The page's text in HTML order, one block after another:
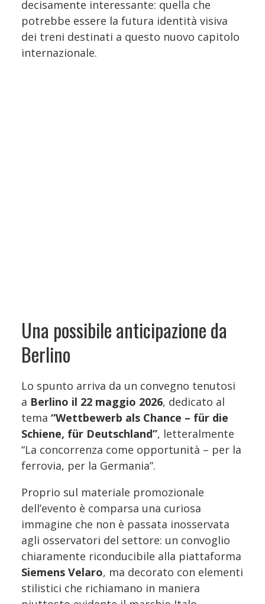
decisamente interessante: quella che
potrebbe essere la futura identità visiva
dei treni destinati a questo nuovo capitolo
internazionale.
Una possibile anticipazione da
Berlino
Lo spunto arriva da un convegno tenutosi
a Berlino il 22 maggio 2026, dedicato al
tema “Wettbewerb als Chance – für die
Schiene, für Deutschland”, letteralmente
“La concorrenza come opportunità – per la
ferrovia, per la Germania”.
Proprio sul materiale promozionale
dell’evento è comparsa una curiosa
immagine che non è passata inosservata
agli osservatori del settore: un convoglio
chiaramente riconducibile alla piattaforma
Siemens Velaro, ma decorato con elementi
stilistici che richiamano in maniera